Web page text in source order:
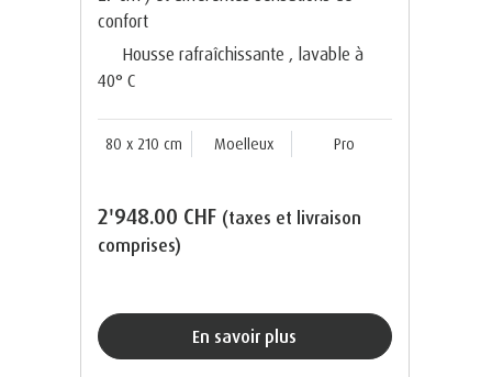
confort
Housse rafraîchissante , lavable à
40° C
80 x 210 cm Moelleux Pro
2'948.00 CHF (taxes et livraison
comprises)
En savoir plus